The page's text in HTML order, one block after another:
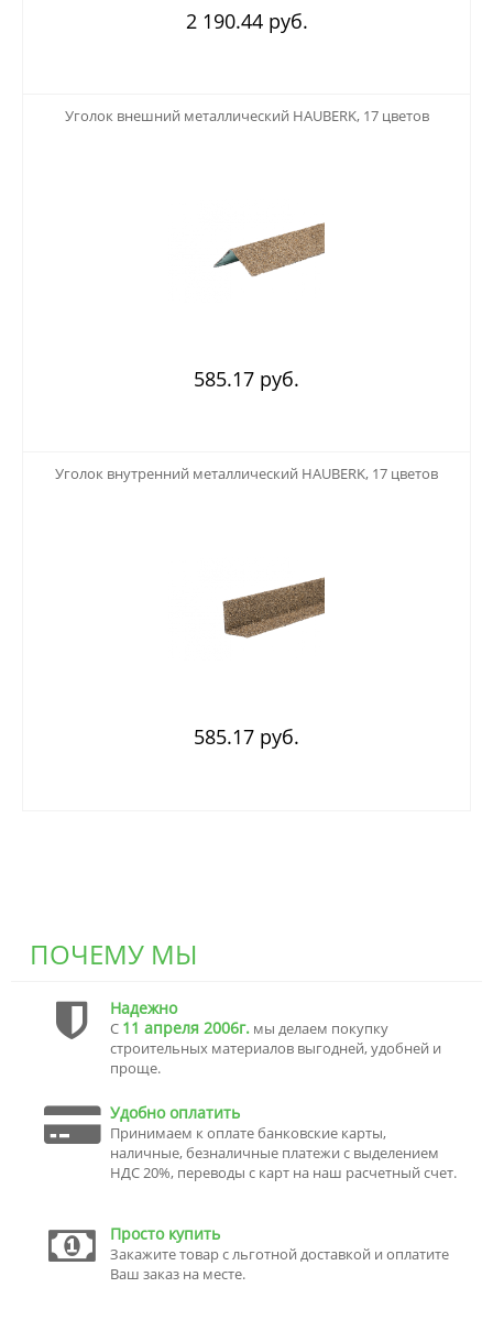
2 190.44 руб.
Уголок внешний металлический HAUBERK, 17 цветов
585.17 руб.
Уголок внутренний металлический HAUBERK, 17 цветов
585.17 руб.
ПОЧЕМУ МЫ
Надежно
С 11 апреля 2006г. мы делаем покупку
строительных материалов выгодней, удобней и
проще.
Удобно оплатить
Принимаем к оплате банковские карты,
наличные, безналичные платежи с выделением
НДС 20%, переводы с карт на наш расчетный счет.
Просто купить
Закажите товар с льготной доставкой и оплатите
Ваш заказ на месте.